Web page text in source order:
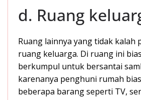
d. Ruang
Ruang lainnya yang tidak kalah
ruang keluarga. Di ruang ini
berkumpul untuk bersantai
karenanya penghuni rumah
beberapa barang seperti TV,